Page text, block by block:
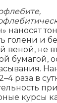
наносят
голени и
веной, не
бумагой,
раза в
курсы